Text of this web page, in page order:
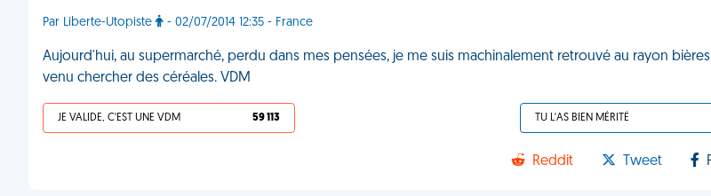
Par Liberte-Utopiste - 02/07/2014 12:35 - France
Aujourd'hui, au supermarché, perdu dans mes pensées, je me suis machinalement retrouvé au rayon
venu chercher des céréales. VDM
JE VALIDE, C'EST UNE VDM 59 113 TU L'AS BIEN MÉRITÉ
Reddit Tweet